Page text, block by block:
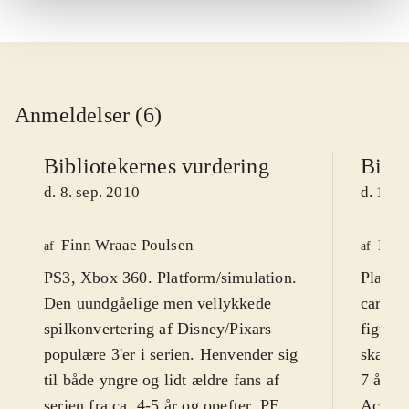
Anmeldelser (6)
Bibliotekernes vurdering
d. 8. sep. 2010
af Finn Wraae Poulsen
PS3, Xbox 360. Platform/simulation.
Den uundgåelige men vellykkede
spilkonvertering af Disney/Pixars
populære 3'er i serien. Henvender sig
til både yngre og lidt ældre fans af
d. 16.
af
7 år.